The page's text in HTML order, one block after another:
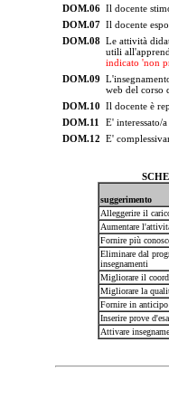
DOM.06 Il docente
DOM.07 Il docente
DOM.08 Le attività
utili
indicato 'non
DOM.09
web del corso
DOM.10 Il docente è
DOM.11
E' interessato/
DOM.12 E'
suggerimento
Alleggerire il
Aumentare
Fornire più
Eliminare dal
insegnamenti
Migliorare il
Migliorare la
Fornire in
Inserire prove
Attivare